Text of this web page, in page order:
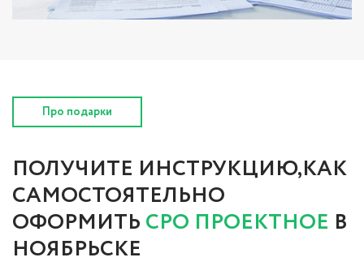
Про подарки
ПОЛУЧИТЕ ИНСТРУКЦИЮ,КАК
САМОСТОЯТЕЛЬНО
ОФОРМИТЬ СРО ПРОЕКТНОЕ В
НОЯБРЬСКЕ